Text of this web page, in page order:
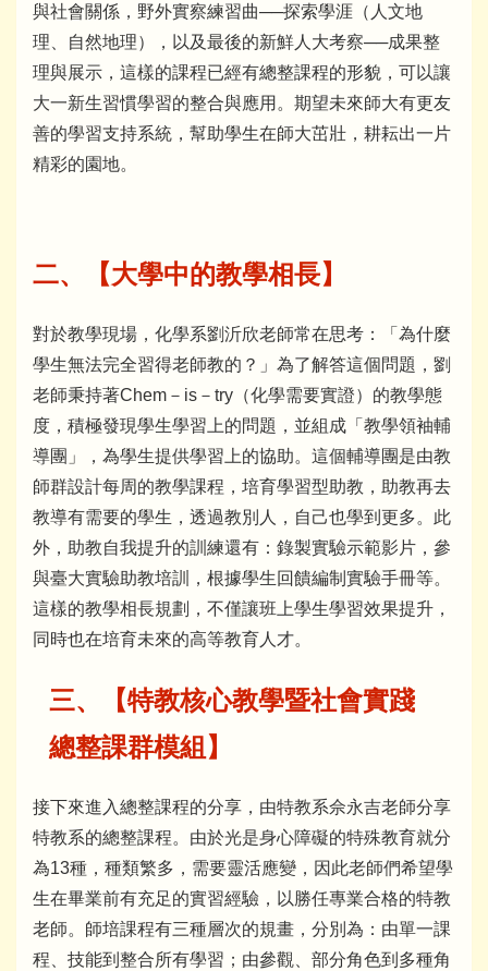
與社會關係，野外實察練習曲──探索學涯（人文地
理、自然地理），以及最後的新鮮人大考察──成果整
理與展示，這樣的課程已經有總整課程的形貌，可以讓
大一新生習慣學習的整合與應用。期望未來師大有更友
善的學習支持系統，幫助學生在師大茁壯，耕耘出一片
精彩的園地。
二、 【大學中的教學相長】
對於教學現場，化學系劉沂欣老師常在思考：「為什麼
學生無法完全習得老師教的？」為了解答這個問題，劉
老師秉持著Chem－is－try（化學需要實證）的教學態
度，積極發現學生學習上的問題，並組成「教學領袖輔
導團」，為學生提供學習上的協助。這個輔導團是由教
師群設計每周的教學課程，培育學習型助教，助教再去
教導有需要的學生，透過教別人，自己也學到更多。此
外，助教自我提升的訓練還有：錄製實驗示範影片，參
與臺大實驗助教培訓，根據學生回饋編制實驗手冊等。
這樣的教學相長規劃，不僅讓班上學生學習效果提升，
同時也在培育未來的高等教育人才。
三、【特教核心教學暨社會實踐
總整課群模組】
接下來進入總整課程的分享，由特教系佘永吉老師分享
特教系的總整課程。由於光是身心障礙的特殊教育就分
為13種，種類繁多，需要靈活應變，因此老師們希望學
生在畢業前有充足的實習經驗，以勝任專業合格的特教
老師。師培課程有三種層次的規畫，分別為：由單一課
程、技能到整合所有學習；由參觀、部分角色到多種角